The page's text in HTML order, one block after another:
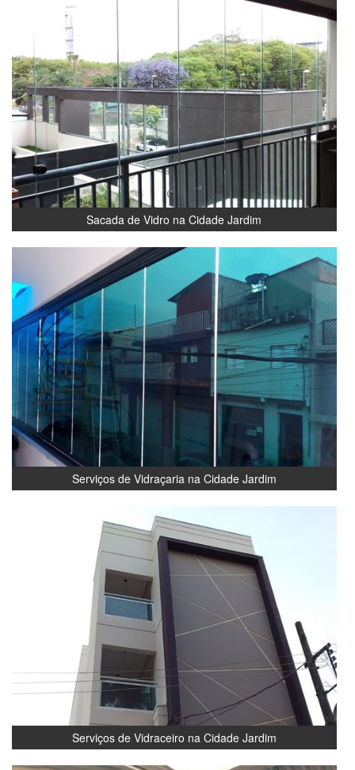
Sacada de Vidro na Cidade Jardim
Serviços de Vidraçaria na Cidade Jardim
Serviços de Vidraceiro na Cidade Jardim